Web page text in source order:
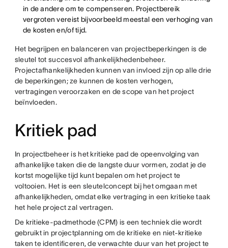
in de andere om te compenseren. Projectbereik
vergroten vereist bijvoorbeeld meestal een verhoging van
de kosten en/of tijd.
Het begrijpen en balanceren van projectbeperkingen is de
sleutel tot succesvol afhankelijkhedenbeheer.
Projectafhankelijkheden kunnen van invloed zijn op alle drie
de beperkingen; ze kunnen de kosten verhogen,
vertragingen veroorzaken en de scope van het project
beïnvloeden.
Kritiek pad
In projectbeheer is het kritieke pad de opeenvolging van
afhankelijke taken die de langste duur vormen, zodat je de
kortst mogelijke tijd kunt bepalen om het project te
voltooien. Het is een sleutelconcept bij het omgaan met
afhankelijkheden, omdat elke vertraging in een kritieke taak
het hele project zal vertragen.
De kritieke-padmethode (CPM) is een techniek die wordt
gebruikt in projectplanning om de kritieke en niet-kritieke
taken te identificeren, de verwachte duur van het project te